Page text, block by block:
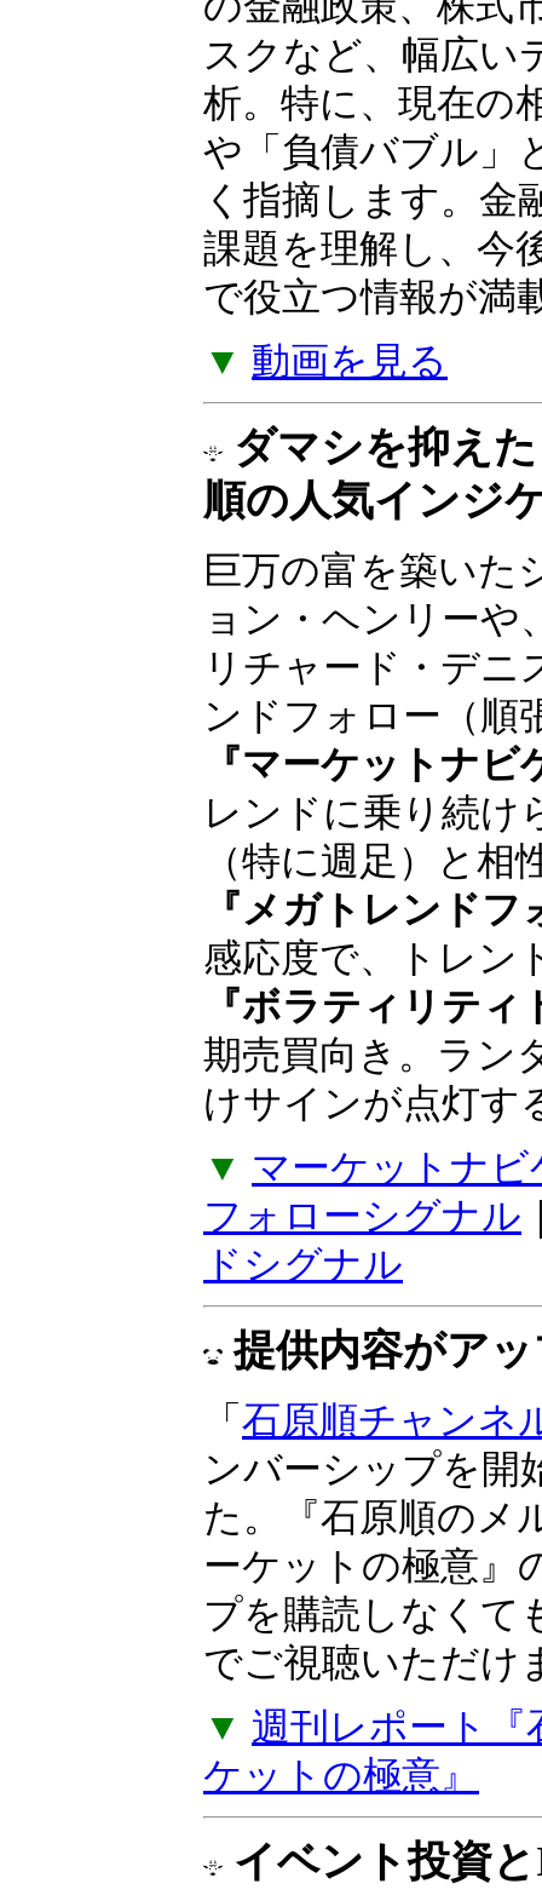
ついて解説する
の金融政策、株式
スクなど、幅広い
析。特に、現在の
や「負債バブル」
く指摘します。金
課題を理解し、今
で役立つ情報が満
▼ 動画を見る
ダマシを抑え
順の人気インジ
巨万の富を築いた
ョン・ヘンリー
や、タートルズの
産みの親リチャー
ド・デニスが得意
ロー（順張り投資
『マーケットナビ
レンドに乗り続け
（特に週足）と相
『メガトレンドフ
感応度で、トレン
『ボラティリティ
期売買向き。ラン
けサインが点灯す
▼ マーケットナビ
フォローシグナル
ドシグナル
提供内容がア
「石原順チャンネ
ンバーシップを開
た。『石原順のメ
ーケットの極意』
プを購読しなくて
でご視聴いただけ
▼ 週刊レポート